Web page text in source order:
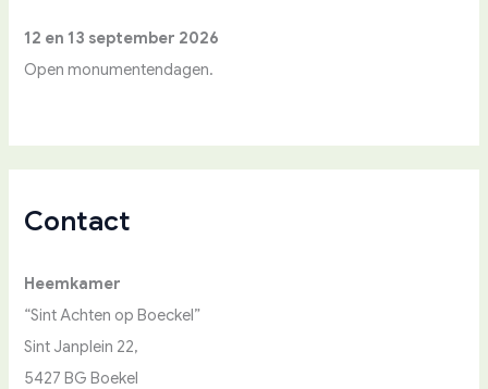
12 en 13 september 2026
Open monumentendagen.
Contact
Heemkamer
“Sint Achten op Boeckel”
Sint Janplein 22,
5427 BG Boekel